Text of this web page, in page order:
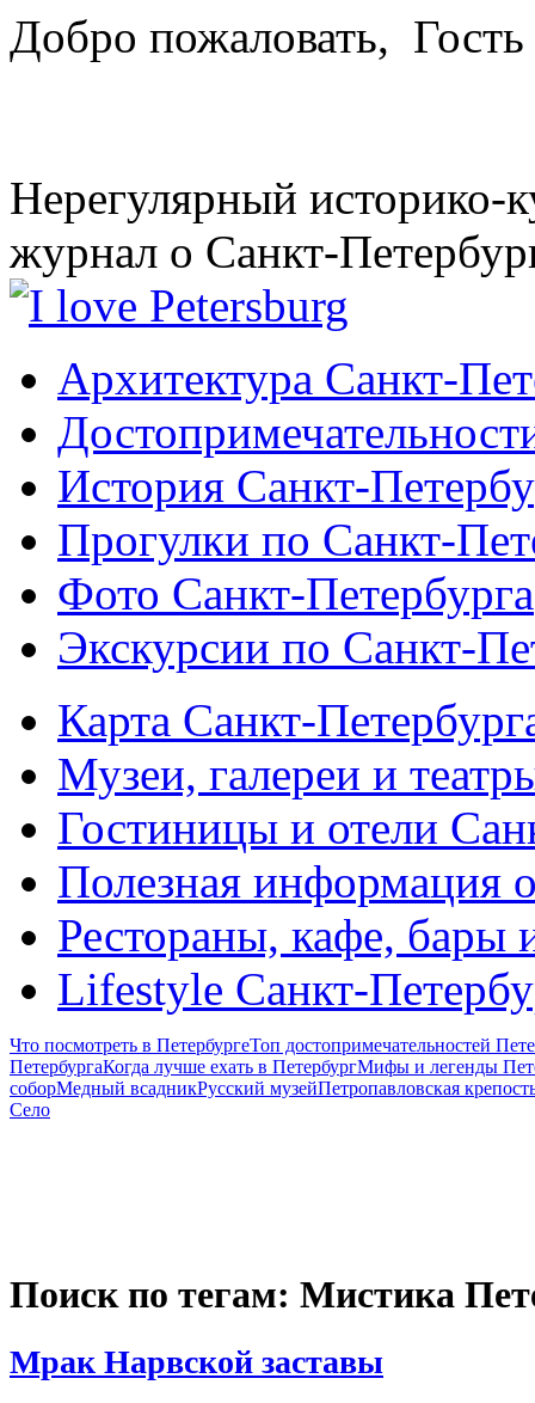
Добро пожаловать, Гость
Нерегулярный историко-
журнал о Санкт-
Архитектура Санкт-
История Санкт-
Прогулки по Санкт-
Фото Санкт-Петербурга
Экскурсии по Санкт-
Карта Санкт-
Музеи, галереи и
Гостиницы и отели
Полезная информация
Рестораны, кафе, бары
Lifestyle Санкт-
Что посмотреть в ПетербургеТоп достопримечательностей
ПетербургаКогда лучше ехать в ПетербургМифы и легенды
соборМедный всадникРусский музейПетропавловская
Село
Поиск по тегам: Мистика
Мрак Нарвской заставы